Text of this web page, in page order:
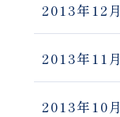
2013年12月
2013年11月
2013年10月